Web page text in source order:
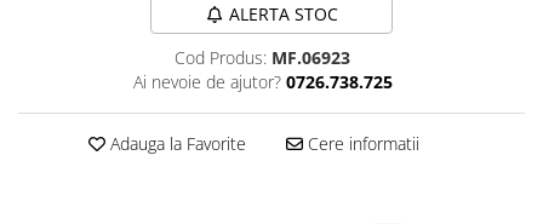
Hrană Umedă Pisică
Pisică Adult
ALERTA STOC
Cod Produs: MF.06923
Ai nevoie de ajutor? 0726.738.725
Adauga la Favorite Cere informatii